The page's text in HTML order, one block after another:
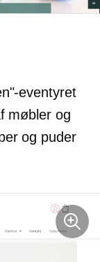
eventyret
møbler og
og puder